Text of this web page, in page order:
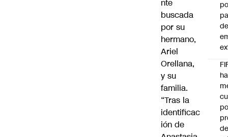
nte
buscada
por su
hermano,
Ariel
Orellana,
y su
familia.
“Tras la
identificac
ión de
de
de